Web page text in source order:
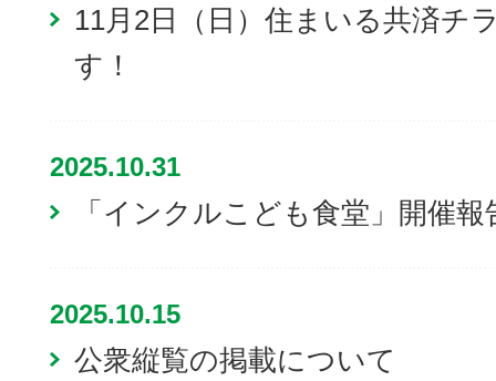
11月2日（日）住まいる共済チ
す！
2025.10.31
「インクルこども食堂」開催報
2025.10.15
公衆縦覧の掲載について